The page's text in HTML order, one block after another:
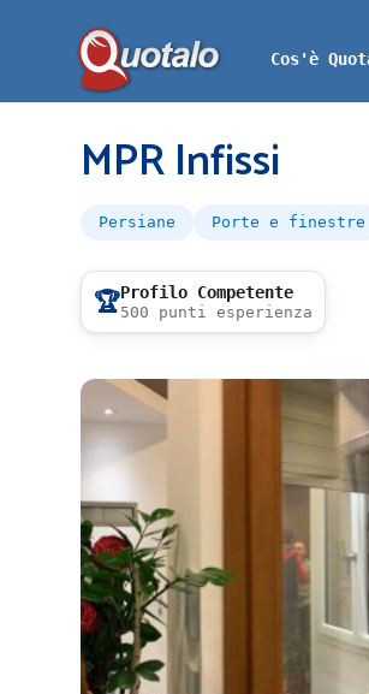
Cos'è
MPR Infissi
Persiane Porte e finestre
🏆Profilo Competente
500 punti esperienza